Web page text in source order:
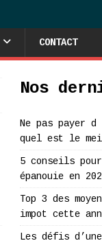
CONTACT
Nos
Ne pas payer
quel est le
5 conseils
épanouie en
Top 3 des
impot cette
Les défis